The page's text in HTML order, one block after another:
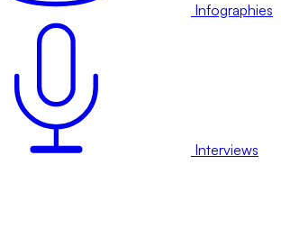
Infographies
Interviews